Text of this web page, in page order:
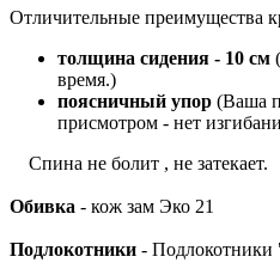
Отличительные преимущества
толщина сидения - 10 см
время.)
поясничный упор (Ваша
присмотром - нет
Спина не болит , не затекает.
Обивка - кож зам Эко 21
Подлокотники - Подлокотники